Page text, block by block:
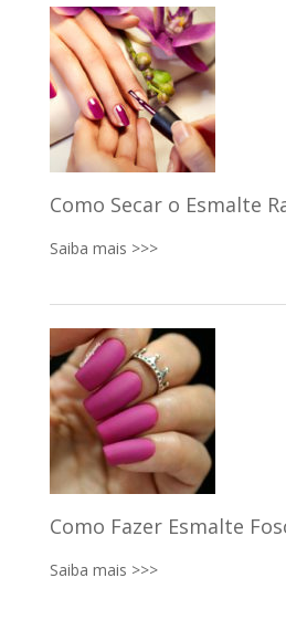
Como Secar o Esmalte
Saiba mais >>>
Como Fazer Esmalte
Saiba mais >>>